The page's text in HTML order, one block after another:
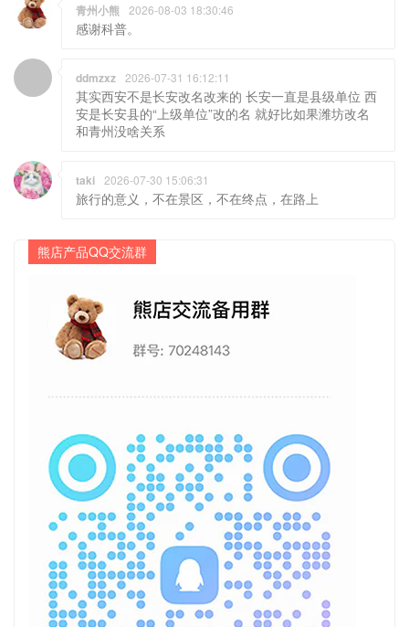
青州小熊 2026-08-03 18:30:46
感谢科普。
ddmzxz 2026-07-31 16:12:11
其实西安不是长安改名改来的 长安一直是县级单位 西
安是长安县的“上级单位”改的名 就好比如果潍坊改名
和青州没啥关系
taki 2026-07-30 15:06:31
旅行的意义，不在景区，不在终点，在路上
熊店产品QQ交流群